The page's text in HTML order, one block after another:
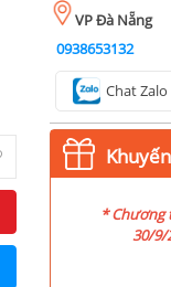
VP Đà Nẵng
0938653132
Chat Zalo
* Chương
30/9/